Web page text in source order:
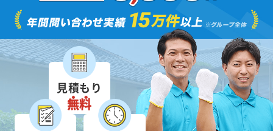
見積もり
無料